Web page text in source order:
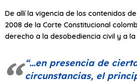
De allí la vigencia de los contenidos
2008 de la Corte Constitucional
derecho a la desobediencia civil y a
“…en presencia de
circunstancias, el